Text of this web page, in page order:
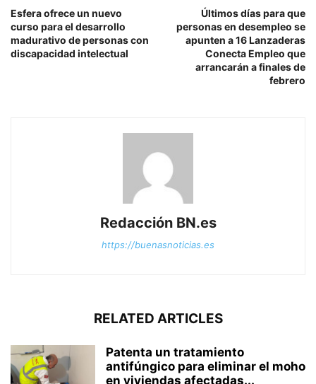
Esfera ofrece un nuevo
curso para el desarrollo
madurativo de personas con
discapacidad intelectual
Últimos días para que
personas en desempleo se
apunten a 16 Lanzaderas
Conecta Empleo que
arrancarán a finales de
febrero
Redacción BN.es
https://buenasnoticias.es
RELATED ARTICLES
Patenta un tratamiento
antifúngico para eliminar el moho
en viviendas afectadas...